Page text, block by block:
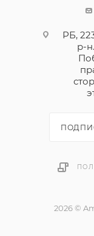
РБ,
р-
2026 ©